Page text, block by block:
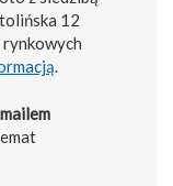
12
rynkowych